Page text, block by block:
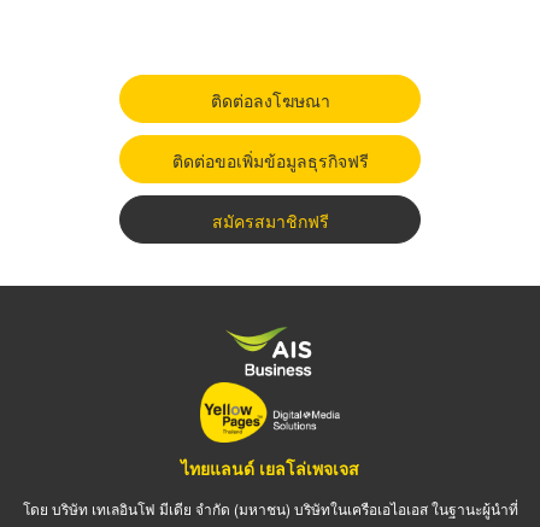
ติดต่อลงโฆษณา
ติดต่อขอเพิ่มข้อมูลธุรกิจฟรี
สมัครสมาชิกฟรี
ไทยแลนด์ เยลโล่เพจเจส
โดย บริษัท เทเลอินโฟ มีเดีย จำกัด (มหาชน) บริษัทในเครือเอไอเอส ในฐานะผู้นำที่